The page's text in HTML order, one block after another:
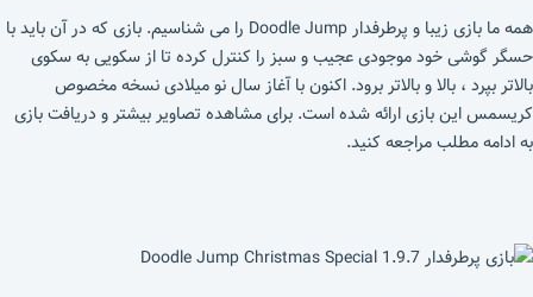
همه ما بازی زیبا و پرطرفدار Doodle Jump را می شناسیم. بازی که در آن باید با
حسگر گوشی خود موجودی عجیب و سبز را کنترل کرده تا از سکویی به سکوی
بالاتر بپرد ، بالا و بالاتر برود. اکنون با آغاز سال نو میلادی نسخه مخصوص
کریسمس این بازی ارائه شده است. برای مشاهده تصاویر بیشتر و دریافت بازی
به ادامه مطلب مراجعه کنید.